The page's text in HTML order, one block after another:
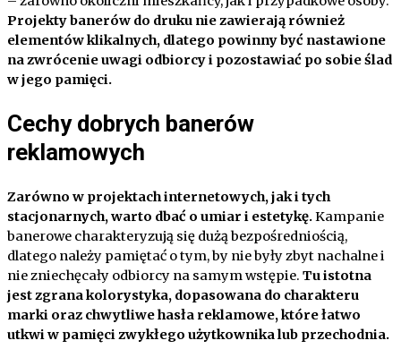
Projekty banerów do druku nie zawierają również
elementów klikalnych, dlatego powinny być nastawione
na zwrócenie uwagi odbiorcy i pozostawiać po sobie ślad
w jego pamięci.
Cechy dobrych banerów
reklamowych
Zarówno w projektach internetowych, jak i tych
stacjonarnych, warto dbać o umiar i estetykę.Kampanie
banerowe charakteryzują się dużą bezpośredniością,
dlatego należy pamiętać o tym, by nie były zbyt nachalne i
nie zniechęcały odbiorcy na samym wstępie. Tu istotna
jest zgrana kolorystyka, dopasowana do charakteru
marki oraz chwytliwe hasła reklamowe, które łatwo
utkwi w pamięci zwykłego użytkownika lub przechodnia.